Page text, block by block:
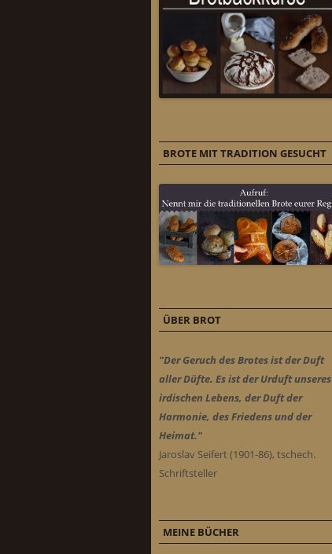
BROTE MIT TRADITION GESUCHT
ÜBER BROT
"Der Geruch des Brotes ist der Duft
aller Düfte. Es ist der Urduft unseres
irdischen Lebens, der Duft der
Harmonie, des Friedens und der
Heimat."
Jaroslav Seifert (1901-86), tschech.
Schriftsteller
MEINE BÜCHER